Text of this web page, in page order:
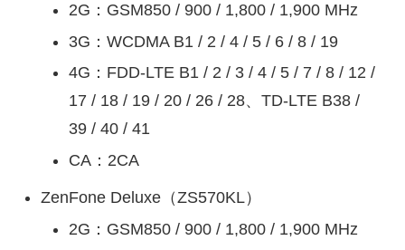
2G：GSM850 / 900 / 1,800 / 1,900 MHz
3G：WCDMA B1 / 2 / 4 / 5 / 6 / 8 / 19
4G：FDD-LTE B1 / 2 / 3 / 4 / 5 / 7 / 8 / 12 /
17 / 18 / 19 / 20 / 26 / 28、TD-LTE B38 /
39 / 40 / 41
CA：2CA
ZenFone Deluxe（ZS570KL）
2G：GSM850 / 900 / 1,800 / 1,900 MHz